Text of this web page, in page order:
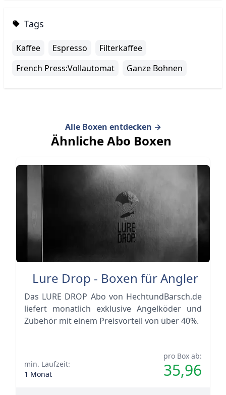
Tags
Kaffee Espresso
Filterkaffee
French Press:Vollautomat
Ganze Bohnen
Ähnliche Abo Boxen
Alle Boxen entdecken →
Lure Drop - Boxen für Angler
Das LURE DROP Abo von HechtundBarsch.de
liefert monatlich exklusive Angelköder und
Zubehör mit einem Preisvorteil von über 40%.
pro Box ab:
35,96
min. Laufzeit:
1 Monat